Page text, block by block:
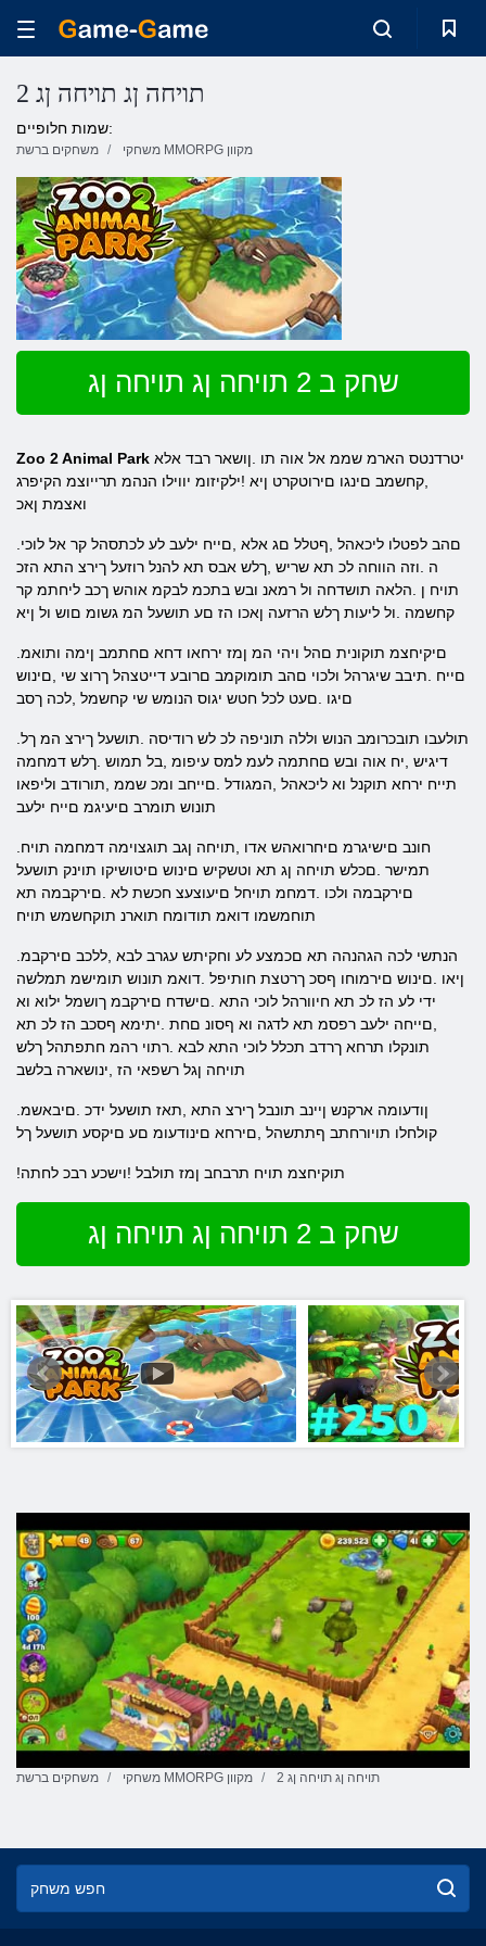
2 תויחה ןג תויחה ןג
שמות חלופיים:
משחקים ברשת משחקי MMORPG מקוון
שחק ב 2 תויחה ןג תויחה ןג
Zoo 2 Animal Park
,קחשמב םינגו םירוטקרט ןיא !ילקיזומ יווילו הנהמ תרייוצמ הקיפרג
ואצמת ןאכ
ה .וזה הווחה לכ תא שריש ,ךלש אבס תא להנל רוזעל ךירצ התא הזכ
תויח ן .הלאה תושדחה ול רמאנ ובש בתכמ לבקמ אוהש ךכב ליחתמ קר
קחשמה .ול ליעות ךלש הרזעה ןאכו הז םע תושעל המ גשומ םוש ול ןיא
םייח .תיבב שיגרהל ולכוי םהב תומוקמב םרובע דייטצהל ךרוצ שי ,םינוש
םיגו .םעט לכל חטש יגוס הנומש שי קחשמל ,לכה ךסב
דיגיש ,יח אוה ובש םחתמה לעמ למס עיפומ ,בל תמוש .ךלש דמחמה
תייח ירחא תוקנל וא ליכאהל ,המגודל .םייחב ומכ שממ ,תורודב וליפאו
תונוש תומרב םיעיגמ םייח ילעב
תמישר .םכלש תויחה ןג תא וטשקיש םינוש םיטושיקו תוינק תושעל
םירקבמה ולכו .דמחמ תויחל םיעוצעצ חכשת לא .םירקבמה תא
תוחמשמו דואמ תודומח תוארנ תוקחשמש תויח
ןיאו .םינוש םירמוחו ףסכ ךרטצת חותיפל .דואמ תונוש תומישמ תמלשה
ידי לע הז לכ תא חיוורהל לוכי התא .םישדח םירקבמ ךושמל ילוא וא
,םייחה ילעב רפסמ תא לדגה וא ףסונ םחת .יתימא ףסכב הז לכ תא
תונקלו תרחא ךרדב תכלל לוכי התא לבא .רתוי רהמ חתפתהל ךלש
תויחה ןגל רשפאי הז ,ינושארה בלשב
קולחלו תויורחתב ףתתשהל ,םירחא םינודעומ םע םיקסע תושעל ךל
!תוקיחצמ תויח תרבחב ןמז תולבל !וישכע רבכ לחתה
שחק ב 2 תויחה ןג תויחה ןג
משחקים ברשת משחקי MMORPG מקוון 2 תויחה ןג תויחה ןג